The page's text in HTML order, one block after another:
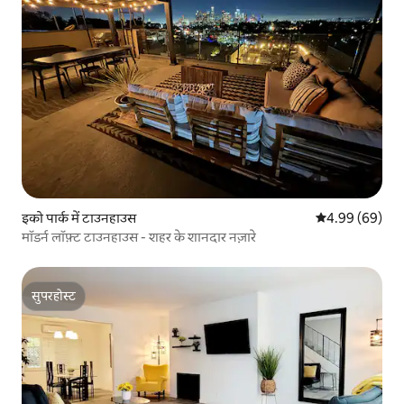
इको पार्क में टाउनहाउस औसत रेटिंग 5 में
4.99 (69)
मॉडर्न लॉफ़्ट टाउनहाउस - शहर के शानदार नज़ारे
सुपरहोस्ट
सुपरहोस्ट